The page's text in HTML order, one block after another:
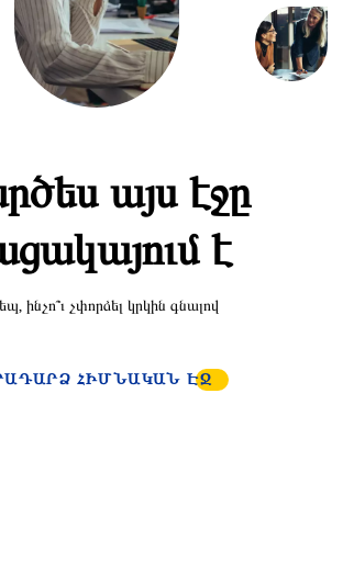
այս էջը
է
ինչո՞ւ չփորձել կրկին գնալով
ՀԻՄՆԱԿԱՆ ԷՋ